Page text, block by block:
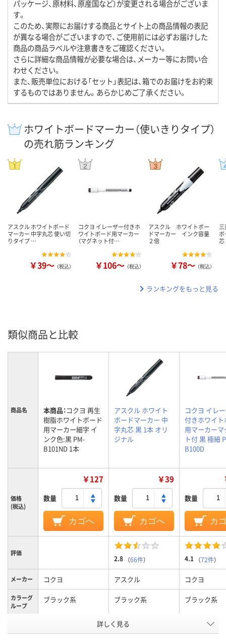
パッケージ、原材料、原産国など）が変更される場合がございま
す。
このため、実際にお届けする商品とサイト上の商品情報の表記
が異なる場合がございますので、ご使用前には必ずお届けした
商品の商品ラベルや注意書きをご確認ください。
さらに詳細な商品情報が必要な場合は、メーカー等にお問い合
わせください。
また、販売単位における「セット」表記は、箱でのお届けをお約束
するものではありません。あらかじめご了承ください。
ホワイトボードマーカー（使いきりタイプ）
の売れ筋ランキング
アスクル ホワイトボード
マーカー 中字丸芯 使い切
りタイプ …
￥39～ （税込）
コクヨ イレーザー付きホ
ワイトボード用マーカー
（マグネット付…
￥106～ （税込）
アスクル ホワイトボー
ドマーカー インク容量
２倍
￥78～ （税込）
芯
ランキングをもっと見る
類似商品と比較
商品名 本商品：コクヨ 再生
樹脂ホワイトボード
用マーカー細字 イ
ンク色:黒 PM-
B101ND 1本
アスクル ホワイト
ボードマーカー 中
字丸芯 黒 1本 オリ
ジナル
コクヨ イレ
付きホワイト
用マーカー
ト付 黒 極細
B100D
価格
(税込)
￥127
数量
カゴへ
￥39
数量
カゴへ
数量
カ
評価
2.8 （66件） 4.1 （72件）
メーカー コクヨ アスクル コクヨ
カラーグ
ループ
ブラック系 ブラック系 ブラック系
中字丸芯、中字
詳しく見る